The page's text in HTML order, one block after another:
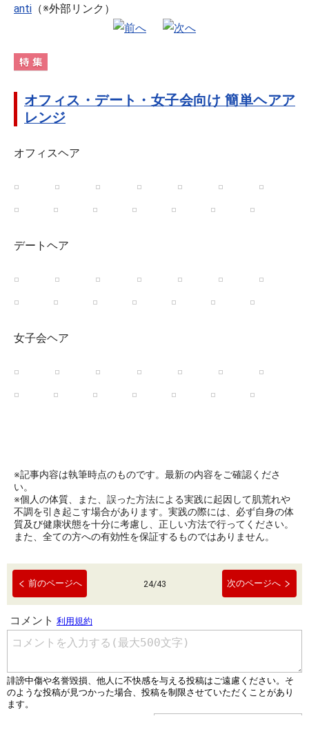
anti （※外部リンク）
オフィス・デート・女子会向け 簡単ヘアア
レンジ
オフィスヘア
デートヘア
女子会ヘア
※記事内容は執筆時点のものです。最新の内容をご確認くださ
い。
※個人の体質、また、誤った方法による実践に起因して肌荒れや
不調を引き起こす場合があります。実践の際には、必ず自身の体
質及び健康状態を十分に考慮し、正しい方法で行ってください。
また、全ての方への有効性を保証するものではありません。
前のページへ 24/43 次のページへ